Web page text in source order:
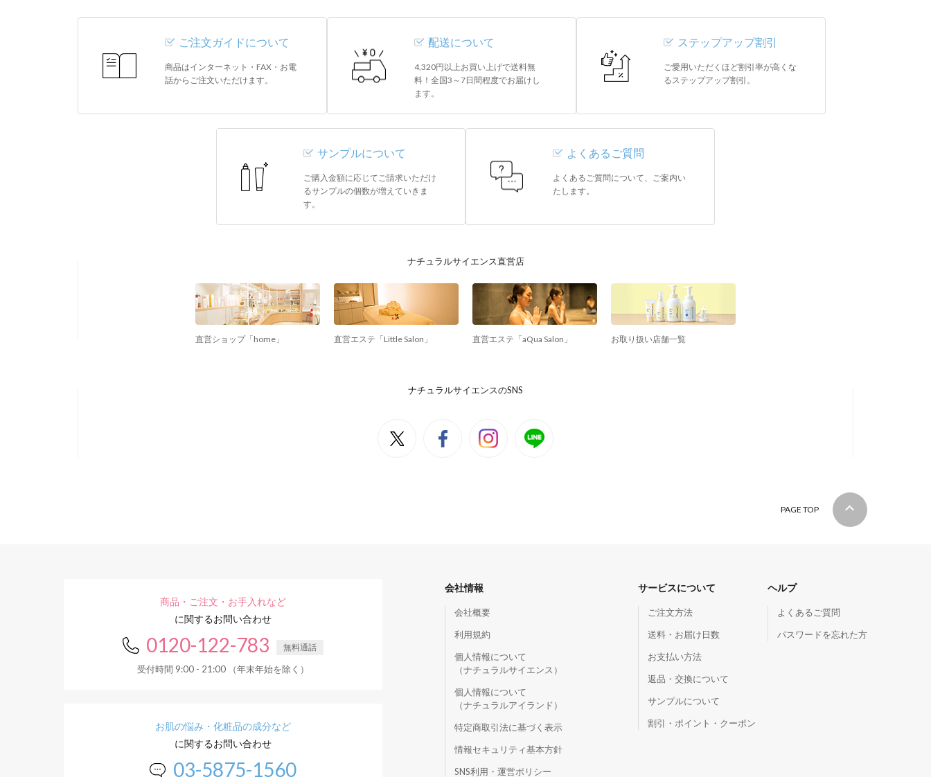
ご注文ガイドについて
商品はインターネット・FAX・お電
話からご注文いただけます。
配送について
4,320円以上お買い上げで送料無
料！全国3～7日間程度でお届けし
ます。
ステップアップ割引
ご愛用いただくほど割引率が高くな
るステップアップ割引。
サンプルについて
ご購入金額に応じてご請求いただけ
るサンプルの個数が増えていきま
す。
よくあるご質問
よくあるご質問について、ご案内い
たします。
ナチュラルサイエンス直営店
直営ショップ「home」 直営エステ「Little Salon」 直営エステ「aQua Salon」 お取り扱い店舗一覧
ナチュラルサイエンスのSNS
PAGE TOP
商品・ご注文・お手入れなど
に関するお問い合わせ
0120-122-783 無料通話
受付時間 9:00 - 21:00 （年末年始を除く）
お肌の悩み・化粧品の成分など
に関するお問い合わせ
03-5875-1560
会社情報
会社概要
利用規約
個人情報について
（ナチュラルサイエンス）
個人情報について
（ナチュラルアイランド）
特定商取引法に基づく表示
情報セキュリティ基本方針
SNS利用・運営ポリシー
サービスについて
ご注文方法
送料・お届け日数
お支払い方法
返品・交換について
サンプルについて
割引・ポイント・クーポン
ヘルプ
よくあるご質問
パスワードを忘れた方